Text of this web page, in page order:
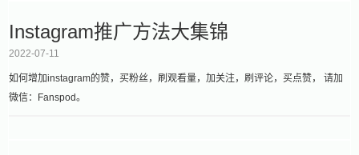
Instagram推广方法大集锦
2022-07-11
如何增加instagram的赞，买粉丝，刷观看量，加关注，刷评论，买点赞， 请加
微信：Fanspod。